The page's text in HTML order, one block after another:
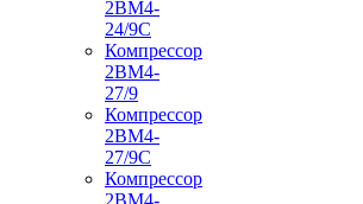
2ВМ4-
24/9С
Компрессор
2ВМ4-
27/9
Компрессор
2ВМ4-
27/9С
Компрессор
2ВМ4-